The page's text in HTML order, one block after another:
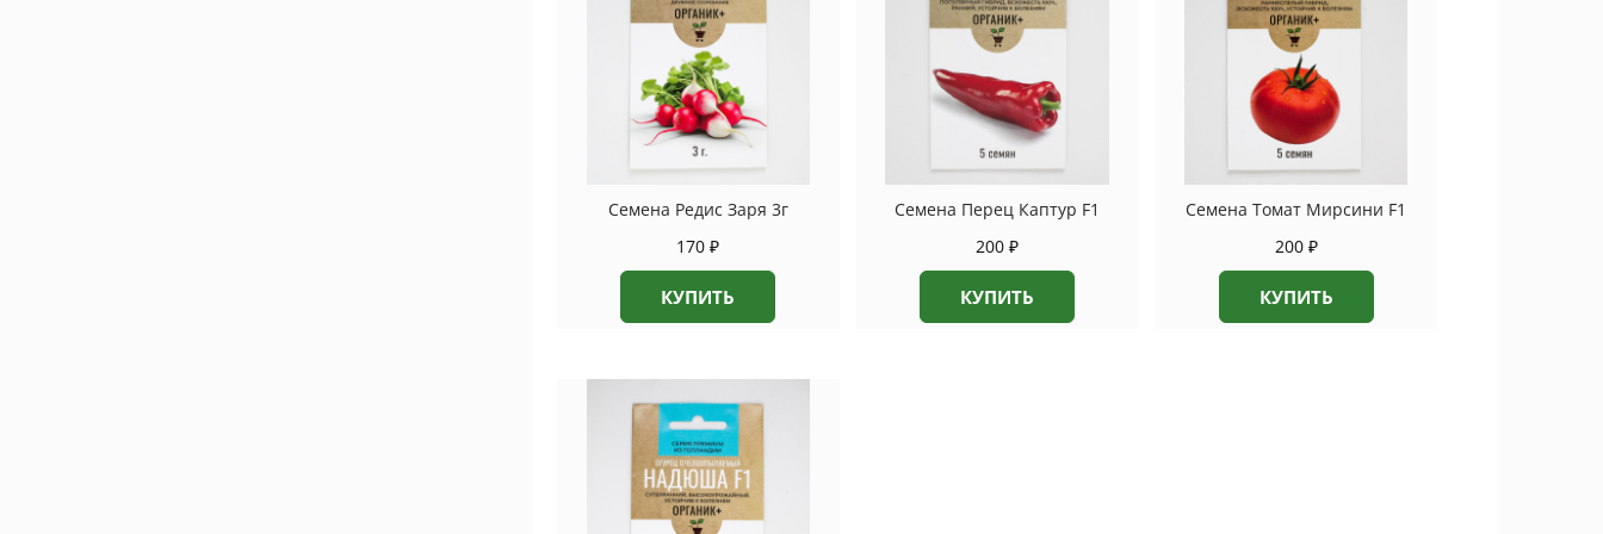
Семена Редис Заря 3г
170₽
КУПИТЬ
Семена Перец Каптур F1
200 ₽
КУПИТЬ
Семена Томат Мирсини F1
200 ₽
КУПИТЬ